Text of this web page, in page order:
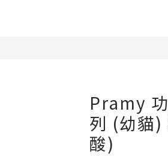
Pramy
列 (幼貓)
酸)